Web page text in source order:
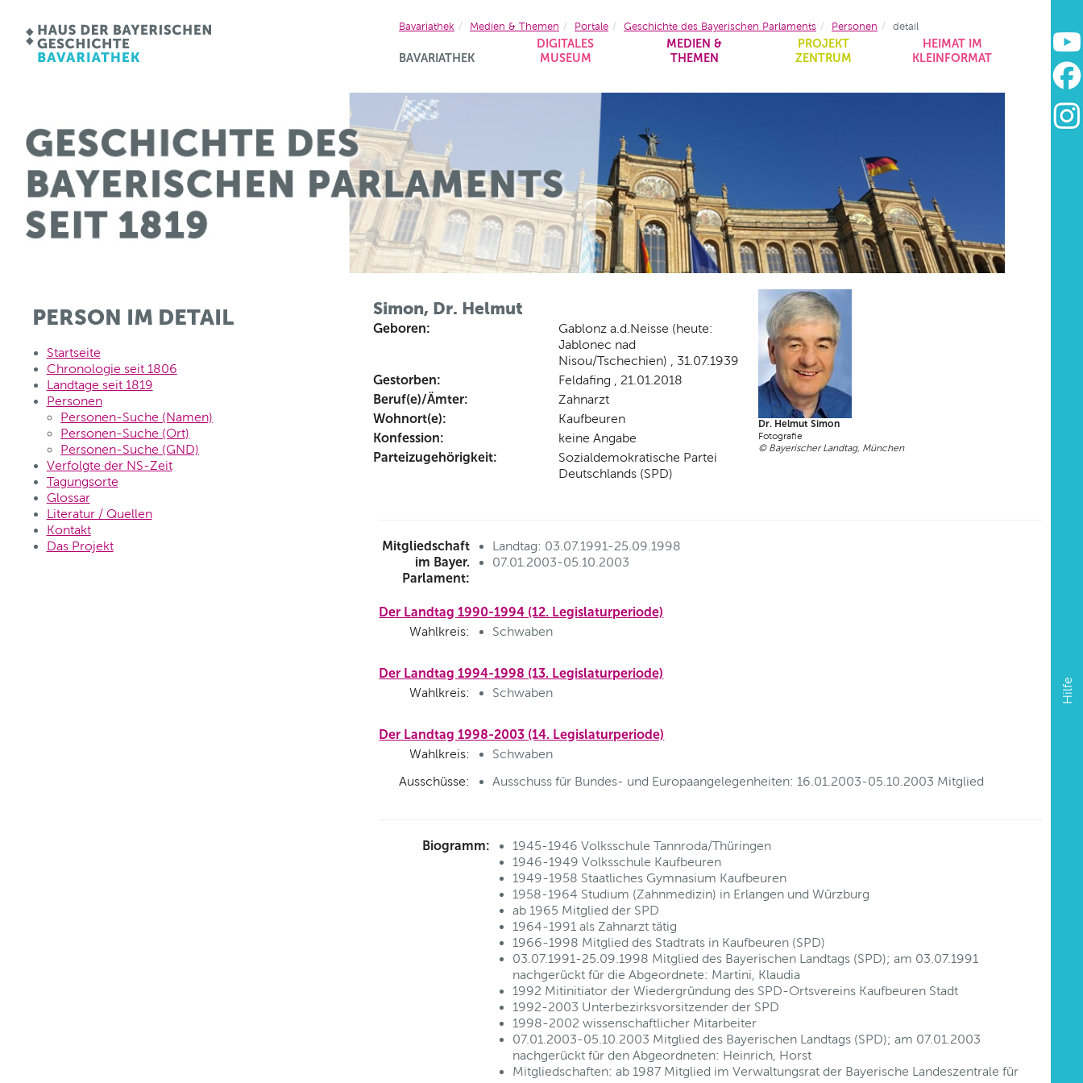
BAVARIATHEK
DIGITALES
MUSEUM
MEDIEN &
THEMEN
PROJEKT
ZENTRUM
HEIMAT IM
KLEINFORMAT
Hilfe
Bavariathek Medien & Themen Portale Geschichte des Bayerischen Parlaments Personen detail
PERSON IM DETAIL
Startseite
Chronologie seit 1806
Landtage seit 1819
Personen
Personen-Suche (Namen)
Personen-Suche (Ort)
Personen-Suche (GND)
Verfolgte der NS-Zeit
Tagungsorte
Glossar
Literatur / Quellen
Kontakt
Das Projekt
Simon, Dr. Helmut
Geboren:
Gablonz a.d.Neisse (heute:
Jablonec nad
Nisou/Tschechien) , 31.07.1939
Gestorben: Feldafing , 21.01.2018
Beruf(e)/Ämter: Zahnarzt
Wohnort(e): Kaufbeuren
Konfession: keine Angabe
Parteizugehörigkeit:
Sozialdemokratische Partei
Deutschlands (SPD)
Dr. Helmut Simon
Fotografie
© Bayerischer Landtag, München
Mitgliedschaft
im Bayer.
Parlament:
Landtag: 03.07.1991-25.09.1998
07.01.2003-05.10.2003
Der Landtag 1990-1994 (12. Legislaturperiode)
Wahlkreis: Schwaben
Der Landtag 1994-1998 (13. Legislaturperiode)
Wahlkreis: Schwaben
Der Landtag 1998-2003 (14. Legislaturperiode)
Wahlkreis:
Schwaben
Ausschüsse:
Ausschuss für Bundes- und Europaangelegenheiten: 16.01.2003-05.10.2003 Mitglied
Biogramm:
1945-1946 Volksschule Tannroda/Thüringen
1946-1949 Volksschule Kaufbeuren
1949-1958 Staatliches Gymnasium Kaufbeuren
1958-1964 Studium (Zahnmedizin) in Erlangen und Würzburg
ab 1965 Mitglied der SPD
1964-1991 als Zahnarzt tätig
1966-1998 Mitglied des Stadtrats in Kaufbeuren (SPD)
03.07.1991-25.09.1998 Mitglied des Bayerischen Landtags (SPD); am 03.07.1991
nachgerückt für die Abgeordnete: Martini, Klaudia
1992 Mitinitiator der Wiedergründung des SPD-Ortsvereins Kaufbeuren Stadt
1992-2003 Unterbezirksvorsitzender der SPD
1998-2002 wissenschaftlicher Mitarbeiter
07.01.2003-05.10.2003 Mitglied des Bayerischen Landtags (SPD); am 07.01.2003
nachgerückt für den Abgeordneten: Heinrich, Horst
Mitgliedschaften: ab 1987 Mitglied im Verwaltungsrat der Bayerische Landeszentrale für